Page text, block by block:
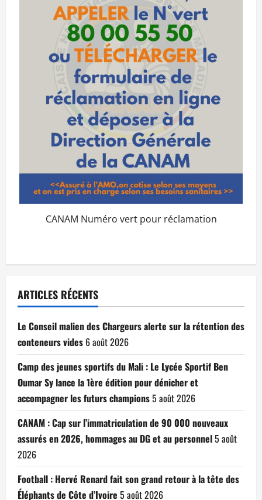
CANAM Numéro vert pour réclamation
ARTICLES RÉCENTS
Le Conseil malien des Chargeurs alerte sur la rétention des
conteneurs vides 6 août 2026
Camp des jeunes sportifs du Mali : Le Lycée Sportif Ben
Oumar Sy lance la 1ère édition pour dénicher et
accompagner les futurs champions5 août 2026
CANAM : Cap sur l’immatriculation de 90 000 nouveaux
assurés en 2026, hommages au DG et au personnel5 août
2026
Football : Hervé Renard fait son grand retour à la tête des
Éléphants de Côte d’Ivoire 5 août 2026